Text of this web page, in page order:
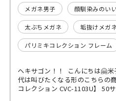
メガネ男子 顔馴染みのい
太ぶちメガネ 垢抜けメガ
パリミキコレクション フレーム
ヘキサゴン！！ こんにちは🤗
代は叫びたくなる形のこちら
コレクション CVC-1103U】